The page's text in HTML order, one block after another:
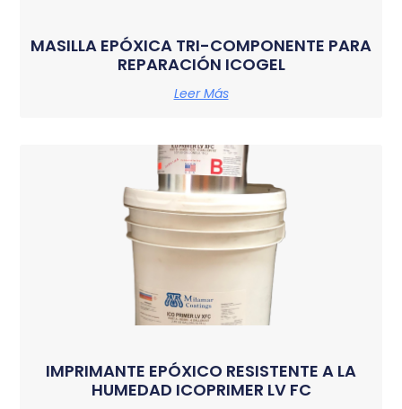
MASILLA EPÓXICA TRI-COMPONENTE PARA
REPARACIÓN ICOGEL
Leer Más
IMPRIMANTE EPÓXICO RESISTENTE A LA
HUMEDAD ICOPRIMER LV FC